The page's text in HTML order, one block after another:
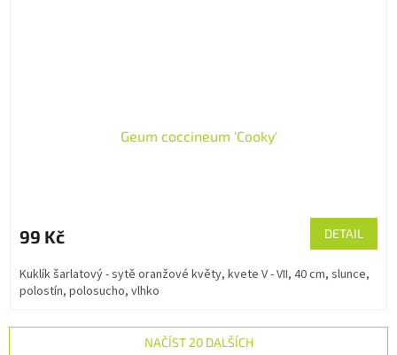
Geum coccineum 'Cooky'
99 Kč DETAIL
Kuklík šarlatový - sytě oranžové květy, kvete V - VII, 40 cm, slunce,
polostín, polosucho, vlhko
NAČÍST 20 DALŠÍCH